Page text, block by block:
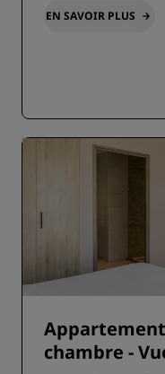
EN SAVOIR PLUS
chambre -